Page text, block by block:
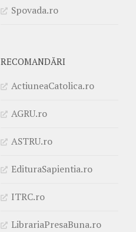
Spovada.ro
RECOMANDĂRI
ActiuneaCatolica.ro
AGRU.ro
ASTRU.ro
EdituraSapientia.ro
ITRC.ro
LibrariaPresaBuna.ro